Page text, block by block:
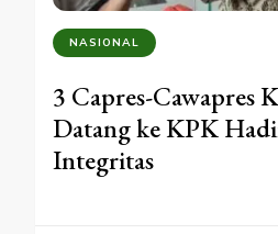
NASIONAL
3 Capres-Cawapres
Datang ke KPK
Integritas